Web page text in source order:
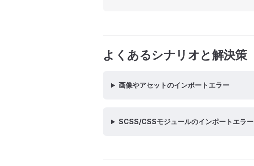
よくあるシナリオと解決策
画像やアセットのインポートエラー
SCSS/CSSモジュールのインポートエラー